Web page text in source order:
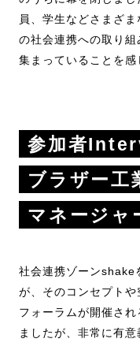
員、学生などさまざ
の社会連携への取り
集まっていることを感
参加者
ブラザー工
マネージャ
社会連携ゾーンshake
が、そのコンセプト
フォーラムが開催さ
ましたが、非常に有